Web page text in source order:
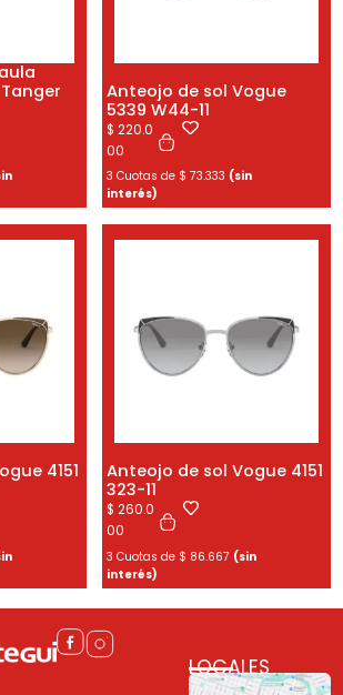
Anteojo de sol Vogue
5339 W44-11
$ 220.0
00
3 Cuotas de $ 73.333 (sin
interés)
4151
Anteojo de sol Vogue 4151
323-11
$ 260.0
00
3 Cuotas de $ 86.667 (sin
interés)
LOCALES